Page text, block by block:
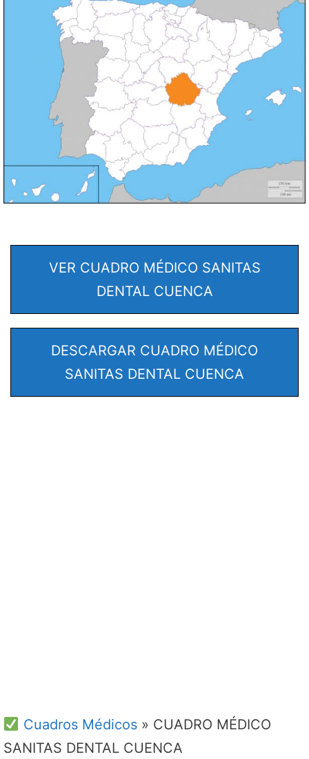
VER CUADRO MÉDICO SANITAS
DENTAL CUENCA
DESCARGAR CUADRO MÉDICO
SANITAS DENTAL CUENCA
Cuadros Médicos» CUADRO MÉDICO
SANITAS DENTAL CUENCA